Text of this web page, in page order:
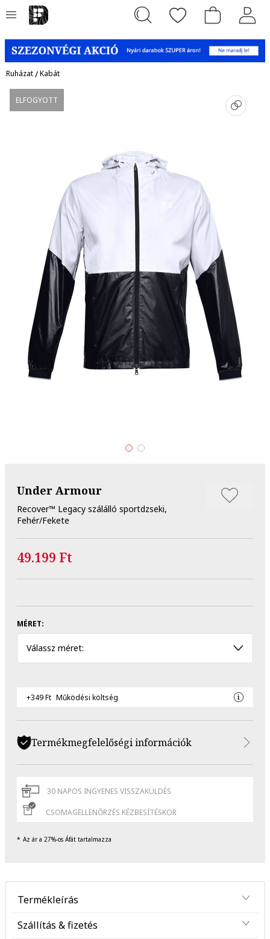
Ruházat/Kabát
ELFOGYOTT
Under Armour
Recover™ Legacy szálálló sportdzseki,
Fehér/Fekete
49.199 Ft
MÉRET:
Válassz méret:
+349 Ft Működési költség
Termékmegfelelőségi információk
30 NAPOS INGYENES VISSZAKÜLDÉS
CSOMAGELLENŐRZÉS KÉZBESÍTÉSKOR
Az ár a 27%-os Áfát tartalmazza
Termékleírás
Szállítás & fizetés